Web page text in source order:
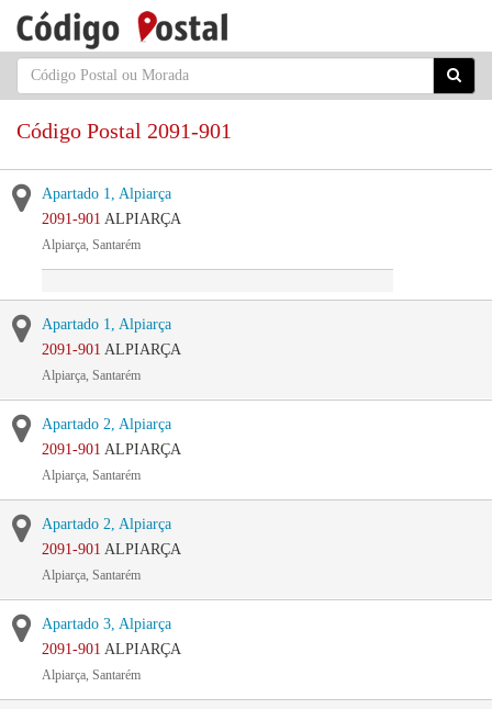
Código Postal 2091-901
Apartado 1, Alpiarça
2091-901 ALPIARÇA
Alpiarça, Santarém
Apartado 1, Alpiarça
2091-901 ALPIARÇA
Alpiarça, Santarém
Apartado 2, Alpiarça
2091-901 ALPIARÇA
Alpiarça, Santarém
Apartado 2, Alpiarça
2091-901 ALPIARÇA
Alpiarça, Santarém
Apartado 3, Alpiarça
2091-901 ALPIARÇA
Alpiarça, Santarém